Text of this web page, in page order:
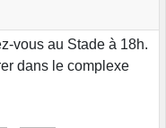
vous au Stade à 18h.
dans le complexe